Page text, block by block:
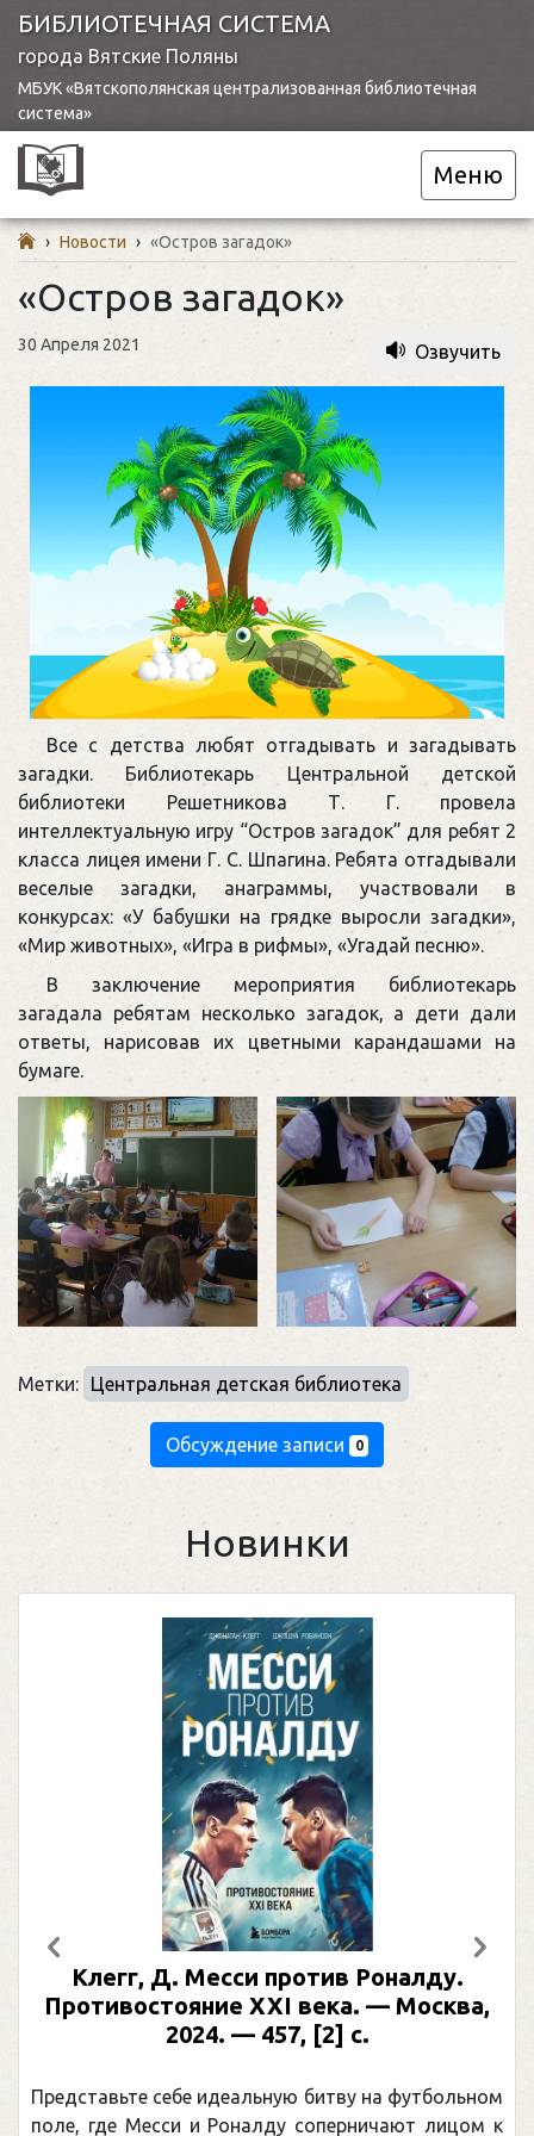
БИБЛИОТЕЧНАЯ СИСТЕМА
города Вятские Поляны
МБУК «Вятскополянская централизованная библиотечная
система»
Меню
› Новости › «Остров загадок»
«Остров загадок»
30 Апреля 2021 Озвучить
Все с детства любят отгадывать и загадывать
загадки. Библиотекарь Центральной детской
библиотеки Решетникова Т. Г. провела
интеллектуальную игру “Остров загадок” для ребят 2
класса лицея имени Г. С. Шпагина. Ребята отгадывали
веселые загадки, анаграммы, участвовали в
конкурсах: «У бабушки на грядке выросли загадки»,
«Мир животных», «Игра в рифмы», «Угадай песню».
В заключение мероприятия библиотекарь
загадала ребятам несколько загадок, а дети дали
ответы, нарисовав их цветными карандашами на
бумаге.
Метки: Центральная детская библиотека
Обсуждение записи 0
Новинки
Клегг, Д. Месси против Роналду.
Противостояние XXI века. — Москва,
2024. — 457, [2] с.
Представьте себе идеальную битву на футбольном
поле, где Месси и Роналду соперничают лицом к
Предыдущий